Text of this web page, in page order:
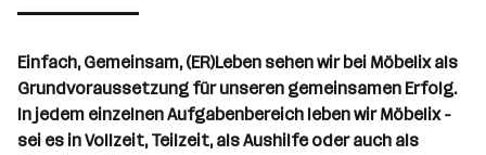
501+ Mitarbeiter*innen
Einfach, Gemeinsam, (ER)Leben sehen wir bei Möbelix als
Grundvoraussetzung für unseren gemeinsamen Erfolg.
In jedem einzelnen Aufgabenbereich leben wir Möbelix -
sei es in Vollzeit, Teilzeit, als Aushilfe oder auch als